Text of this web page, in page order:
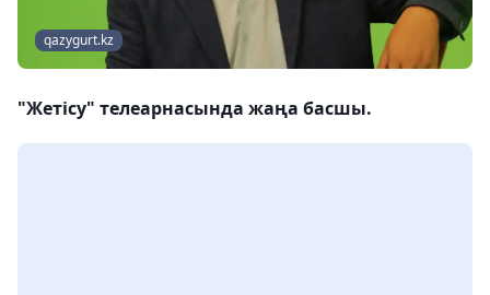
qazygurt.kz
"Жетісу" телеарнасында жаңа басшы.